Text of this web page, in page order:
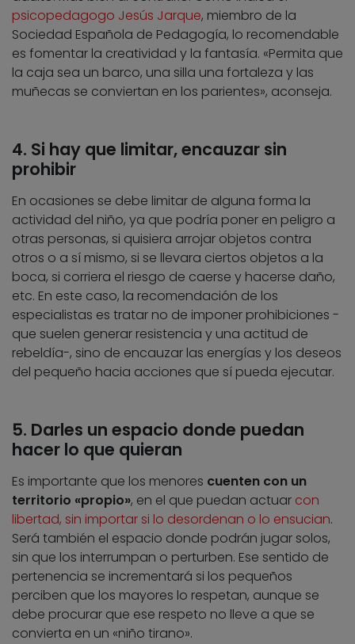
psicopedagogo Jesús Jarque, miembro de la
Sociedad Española de Pedagogía, lo recomendable
es fomentar la creatividad y la fantasía. «Permita que
la caja sea un barco, una silla una fortaleza y las
muñecas se conviertan en los parientes», aconseja.
4. Si hay que limitar, encauzar sin
prohibir
En ocasiones se debe limitar de alguna forma la
actividad del niño, ya que podría poner en peligro a
otras personas, si quisiera arrojar objetos contra
otros o a sí mismo, si se llevara ciertos objetos a la
boca, si corriera el riesgo de caerse y hacerse daño,
etc. En este caso, la recomendación de los
especialistas es tratar no de imponer prohibiciones -
que suelen generar resistencia y una actitud de
rebeldía-, sino de encauzar las energías y los deseos
del pequeño hacia acciones que sí pueda ejecutar.
5. Darles un espacio donde puedan
hacer lo que quieran
Es importante que los menores cuenten con un
territorio «propio», en el que puedan actuar con
libertad, sin importar si lo desordenan o lo ensucian.
Será también el espacio donde podrán jugar solos,
sin que los interrumpan o perturben. Ese sentido de
pertenencia se incrementará si los pequeños
perciben que los mayores lo respetan, aunque se
debe procurar que ese respeto no lleve a que se
convierta en un «niño tirano».